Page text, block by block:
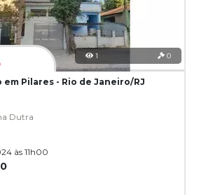
1 0
Pilares - Rio de Janeiro/RJ
Dutra
às 11h00